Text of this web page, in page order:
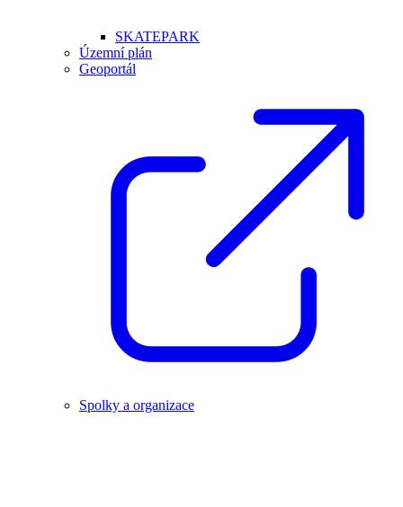
SKATEPARK
Územní plán
Geoportál
Spolky a organizace